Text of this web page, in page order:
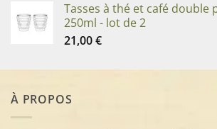
Tasses à thé et café double
250ml - lot de 2
21,00€
À PROPOS